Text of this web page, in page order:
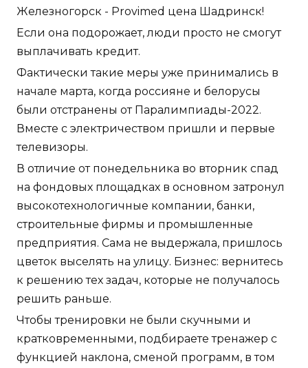
Железногорск - Provimed цена Шадринск!
Если она подорожает, люди просто не смогут
выплачивать кредит.
Фактически такие меры уже принимались в
начале марта, когда россияне и белорусы
были отстранены от Паралимпиады-2022.
Вместе с электричеством пришли и первые
телевизоры.
В отличие от понедельника во вторник спад
на фондовых площадках в основном затронул
высокотехнологичные компании, банки,
строительные фирмы и промышленные
предприятия. Сама не выдержала, пришлось
цветок выселять на улицу. Бизнес: вернитесь
к решению тех задач, которые не получалось
решить раньше.
Чтобы тренировки не были скучными и
кратковременными, подбираете тренажер с
функцией наклона, сменой программ, в том